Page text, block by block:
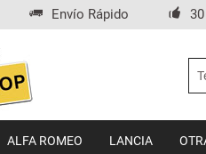
Envío Rápido
ALFA ROMEO LANCIA